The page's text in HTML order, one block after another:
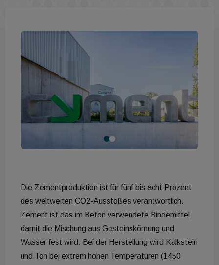
Die Zementproduktion ist für fünf bis acht Prozent
des weltweiten CO2-Ausstoßes verantwortlich.
Zement ist das im Beton verwendete Bindemittel,
damit die Mischung aus Gesteinskörnung und
Wasser fest wird. Bei der Herstellung wird Kalkstein
und Ton bei extrem hohen Temperaturen (1450